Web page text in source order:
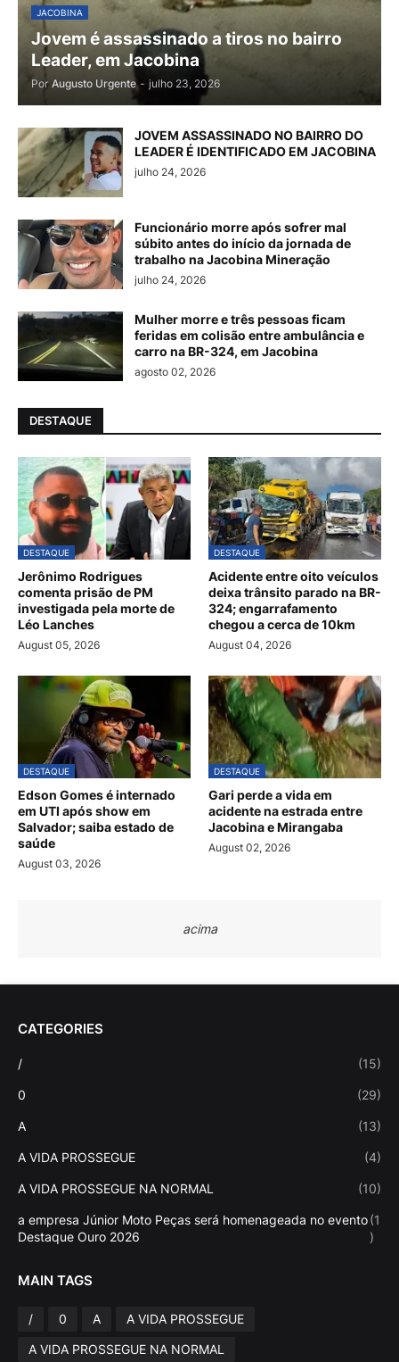
JACOBINA
Jovem é assassinado a tiros no bairro
Leader, em Jacobina
Por Augusto Urgente - julho 23, 2026
JOVEM ASSASSINADO NO BAIRRO DO
LEADER É IDENTIFICADO EM JACOBINA
julho 24, 2026
Funcionário morre após sofrer mal
súbito antes do início da jornada de
trabalho na Jacobina Mineração
julho 24, 2026
Mulher morre e três pessoas ficam
feridas em colisão entre ambulância e
carro na BR-324, em Jacobina
agosto 02, 2026
DESTAQUE
DESTAQUE
Jerônimo Rodrigues
comenta prisão de PM
investigada pela morte de
Léo Lanches
August 05, 2026
DESTAQUE
Acidente entre oito veículos
deixa trânsito parado na BR-
324; engarrafamento
chegou a cerca de 10km
August 04, 2026
DESTAQUE
Edson Gomes é internado
em UTI após show em
Salvador; saiba estado de
saúde
August 03, 2026
DESTAQUE
Gari perde a vida em
acidente na estrada entre
Jacobina e Mirangaba
August 02, 2026
acima
CATEGORIES
/ (15)
0 (29)
A (13)
A VIDA PROSSEGUE (4)
A VIDA PROSSEGUE NA NORMAL (10)
a empresa Júnior Moto Peças será homenageada no evento
Destaque Ouro 2026
(1
)
MAIN TAGS
/ 0 A
A VIDA PROSSEGUE
A VIDA PROSSEGUE NA NORMAL